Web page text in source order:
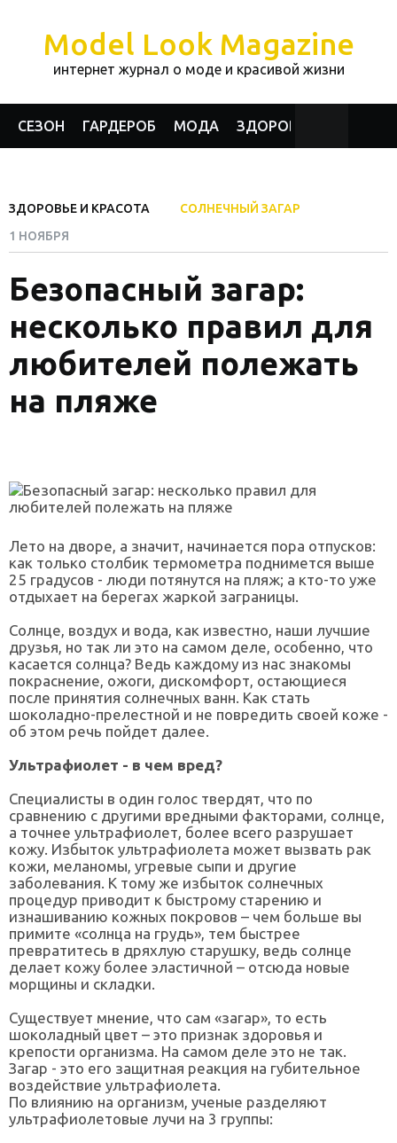
Model Look Magazine
интернет журнал о моде и красивой жизни
СЕЗОН ГАРДЕРОБ МОДА ЗДОРОВЬЕ И КРАСОТА
ЗДОРОВЬЕ И КРАСОТА
СОЛНЕЧНЫЙ ЗАГАР
1 НОЯБРЯ
Безопасный загар:
несколько правил для
любителей полежать
на пляже
Лето на дворе, а значит, начинается пора отпусков:
как только столбик термометра поднимется выше
25 градусов - люди потянутся на пляж; а кто-то уже
отдыхает на берегах жаркой заграницы.
Солнце, воздух и вода, как известно, наши лучшие
друзья, но так ли это на самом деле, особенно, что
касается солнца? Ведь каждому из нас знакомы
покраснение, ожоги, дискомфорт, остающиеся
после принятия солнечных ванн. Как стать
шоколадно-прелестной и не повредить своей коже -
об этом речь пойдет далее.
Ультрафиолет - в чем вред?
Специалисты в один голос твердят, что по
сравнению с другими вредными факторами, солнце,
а точнее ультрафиолет, более всего разрушает
кожу. Избыток ультрафиолета может вызвать рак
кожи, меланомы, угревые сыпи и другие
заболевания. К тому же избыток солнечных
процедур приводит к быстрому старению и
изнашиванию кожных покровов – чем больше вы
примите «солнца на грудь», тем быстрее
превратитесь в дряхлую старушку, ведь солнце
делает кожу более эластичной – отсюда новые
морщины и складки.
Существует мнение, что сам «загар», то есть
шоколадный цвет – это признак здоровья и
крепости организма. На самом деле это не так.
Загар - это его защитная реакция на губительное
воздействие ультрафиолета.
По влиянию на организм, ученые разделяют
ультрафиолетовые лучи на 3 группы: